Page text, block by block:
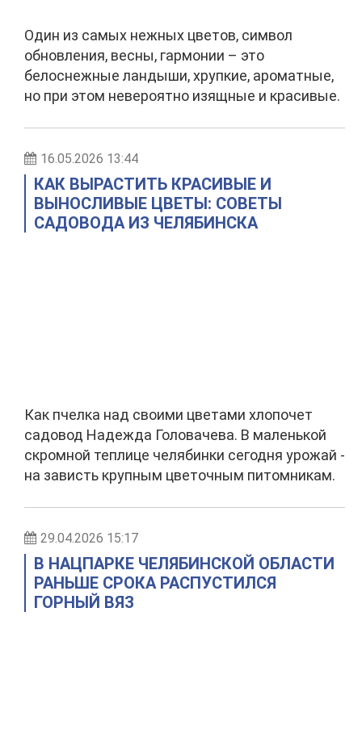
Один из самых нежных цветов, символ
обновления, весны, гармонии – это
белоснежные ландыши, хрупкие, ароматные,
но при этом невероятно изящные и красивые.
16.05.2026 13:44
КАК ВЫРАСТИТЬ КРАСИВЫЕ И
ВЫНОСЛИВЫЕ ЦВЕТЫ: СОВЕТЫ
САДОВОДА ИЗ ЧЕЛЯБИНСКА
Как пчелка над своими цветами хлопочет
садовод Надежда Головачева. В маленькой
скромной теплице челябинки сегодня урожай -
на зависть крупным цветочным питомникам.
29.04.2026 15:17
В НАЦПАРКЕ ЧЕЛЯБИНСКОЙ ОБЛАСТИ
РАНЬШЕ СРОКА РАСПУСТИЛСЯ
ГОРНЫЙ ВЯЗ